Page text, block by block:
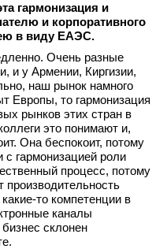
гармонизация и
и корпоративного
в виду ЕАЭС.
Очень разные
и у Армении, Киргизии,
наш рынок намного
Европы, то гармонизация
рынков этих стран в
это понимают и,
Она беспокоит, потому
гармонизацией роли
процесс, потому
компетенции в
каналы
склонен